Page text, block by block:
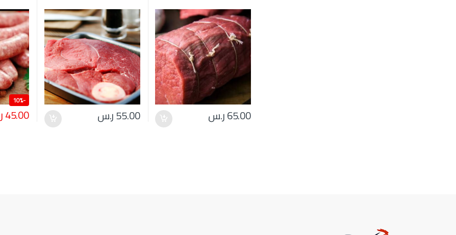
65.00ر.س 55.00ر.س
-
10%
45.00